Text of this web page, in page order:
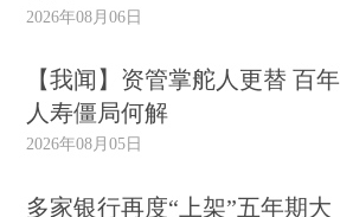
2026年08月06日
【我闻】资管掌舵人更替 百年
人寿僵局何解
2026年08月05日
多家银行再度“上架”五年期大